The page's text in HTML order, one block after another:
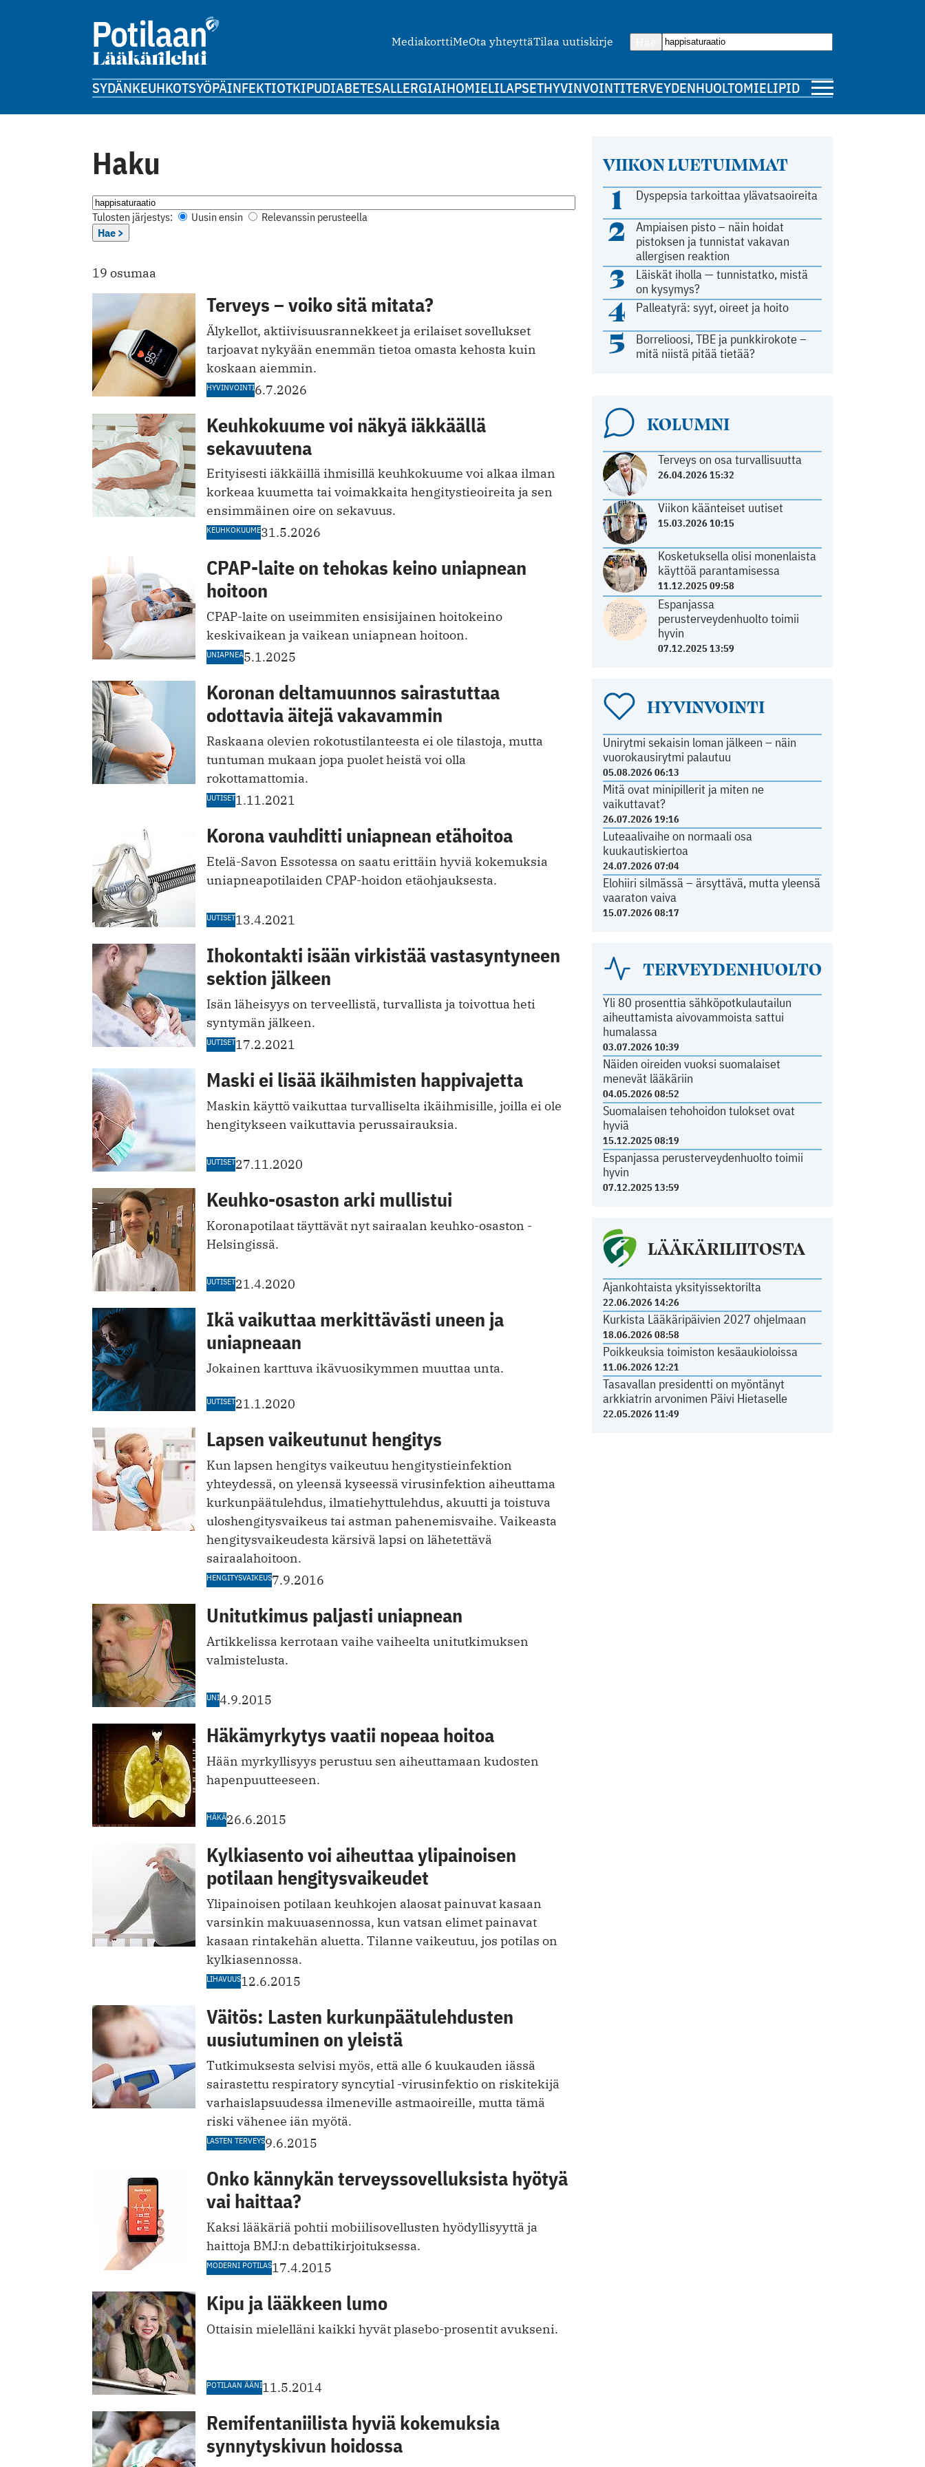
MediakorttiMeOta yhteyttäTilaa uutiskirje
SYDÄNKEUHKOTSYÖPÄINFEKTIOTKIPUDIABETESALLERGIAIHOMIELILAPSETHYVINVOINTITERVEYDENHUOLTOMIELIPIDE
Haku
Tulosten järjestys: Uusin ensin
Relevanssin perusteella
Hae >
19 osumaa
Terveys – voiko sitä mitata?
Älykellot, aktiivisuusrannekkeet ja erilaiset sovellukset
tarjoavat nykyään enemmän tietoa omasta kehosta kuin
koskaan aiemmin.
HYVINVOINTI6.7.2026
Keuhkokuume voi näkyä iäkkäällä
sekavuutena
Erityisesti iäkkäillä ihmisillä keuhkokuume voi alkaa ilman
korkeaa kuumetta tai voimakkaita hengitystieoireita ja sen
ensimmäinen oire on sekavuus.
KEUHKOKUUME31.5.2026
CPAP-laite on tehokas keino uniapnean
hoitoon
CPAP-laite on useimmiten ensisijainen hoitokeino
keskivaikean ja vaikean uniapnean hoitoon.
UNIAPNEA5.1.2025
Koronan deltamuunnos sairastuttaa
odottavia äitejä vakavammin
Raskaana olevien rokotustilanteesta ei ole tilastoja, mutta
tuntuman mukaan jopa puolet heistä voi olla
rokottamattomia.
UUTISET1.11.2021
Korona vauhditti uniapnean etähoitoa
Etelä-Savon Essotessa on saatu erittäin hyviä kokemuksia
uniapneapotilaiden CPAP-hoidon etäohjauksesta.
UUTISET13.4.2021
Ihokontakti isään virkistää vastasyntyneen
sektion jälkeen
Isän läheisyys on terveellistä, turvallista ja toivottua heti
syntymän jälkeen.
UUTISET17.2.2021
Maski ei lisää ikäihmisten happivajetta
Maskin käyttö vaikuttaa turvalliselta ikäihmisille, joilla ei ole
hengitykseen ­vaikuttavia perussairauksia.
UUTISET27.11.2020
Keuhko-osaston arki mullistui
Koronapotilaat ­täyttävät nyt sairaalan keuhko-osaston ­
Helsingissä.
UUTISET21.4.2020
Ikä vaikuttaa merkittävästi uneen ja
uniapneaan
Jokainen karttuva ikävuosikymmen muuttaa unta.
UUTISET21.1.2020
Lapsen vaikeutunut hengitys
Kun lapsen hengitys vaikeutuu hengitystieinfektion
yhteydessä, on yleensä kyseessä virusinfektion aiheuttama
kurkunpäätulehdus, ilmatiehyttulehdus, akuutti ja toistuva
uloshengitysvaikeus tai astman pahenemisvaihe. Vaikeasta
hengitysvaikeudesta kärsivä lapsi on lähetettävä
sairaalahoitoon.
HENGITYSVAIKEUS7.9.2016
Unitutkimus paljasti uniapnean
Artikkelissa kerrotaan vaihe vaiheelta unitutkimuksen
valmistelusta.
UNI4.9.2015
Häkämyrkytys vaatii nopeaa hoitoa
Hään myrkyllisyys perustuu sen aiheuttamaan kudosten
hapenpuutteeseen.
HÄKÄ26.6.2015
Kylkiasento voi aiheuttaa ylipainoisen
potilaan hengitysvaikeudet
Ylipainoisen potilaan keuhkojen alaosat painuvat kasaan
varsinkin makuuasennossa, kun vatsan elimet painavat
kasaan rintakehän aluetta. Tilanne vaikeutuu, jos potilas on
kylkiasennossa.
LIHAVUUS12.6.2015
Väitös: Lasten kurkunpäätulehdusten
uusiutuminen on yleistä
Tutkimuksesta selvisi myös, että alle 6 kuukauden iässä
sairastettu respiratory syncytial -virusinfektio on riskitekijä
varhaislapsuudessa ilmeneville astmaoireille, mutta tämä
riski vähenee iän myötä.
LASTEN TERVEYS9.6.2015
Onko kännykän terveyssovelluksista hyötyä
vai haittaa?
Kaksi lääkäriä pohtii mobiilisovellusten hyödyllisyyttä ja
haittoja BMJ:n debattikirjoituksessa.
MODERNI POTILAS17.4.2015
Kipu ja lääkkeen lumo
Ottaisin mielelläni kaikki hyvät plasebo-prosentit avukseni.
POTILAAN ÄÄNI11.5.2014
Remifentaniilista hyviä kokemuksia
synnytyskivun hoidossa
VIIKON LUETUIMMAT
1 Dyspepsia tarkoittaa ylävatsaoireita
2
Ampiaisen pisto – näin hoidat
pistoksen ja tunnistat vakavan
allergisen reaktion
3
Läiskät iholla — tunnistatko, mistä
on kysymys?
4 Palleatyrä: syyt, oireet ja hoito
5
Borrelioosi, TBE ja punkkirokote –
mitä niistä pitää tietää?
KOLUMNI
Terveys on osa turvallisuutta
26.04.2026 15:32
Viikon käänteiset uutiset
15.03.2026 10:15
Kosketuksella olisi monenlaista
käyttöä parantamisessa
11.12.2025 09:58
Espanjassa
perusterveydenhuolto toimii
hyvin
07.12.2025 13:59
HYVINVOINTI
Unirytmi sekaisin loman jälkeen – näin
vuorokausirytmi palautuu
05.08.2026 06:13
Mitä ovat minipillerit ja miten ne
vaikuttavat?
26.07.2026 19:16
Luteaalivaihe on normaali osa
kuukautiskiertoa
24.07.2026 07:04
Elohiiri silmässä – ärsyttävä, mutta yleensä
vaaraton vaiva
15.07.2026 08:17
TERVEYDENHUOLTO
Yli 80 prosenttia sähköpotkulautailun
aiheuttamista aivovammoista sattui
humalassa
03.07.2026 10:39
Näiden oireiden vuoksi suomalaiset
menevät lääkäriin
04.05.2026 08:52
Suomalaisen tehohoidon tulokset ovat
hyviä
15.12.2025 08:19
Espanjassa perusterveydenhuolto toimii
hyvin
07.12.2025 13:59
LÄÄKÄRILIITOSTA
Ajankohtaista yksityissektorilta
22.06.2026 14:26
Kurkista Lääkäripäivien 2027 ohjelmaan
18.06.2026 08:58
Poikkeuksia toimiston kesäaukioloissa
11.06.2026 12:21
Tasavallan presidentti on myöntänyt
arkkiatrin arvonimen Päivi Hietaselle
22.05.2026 11:49